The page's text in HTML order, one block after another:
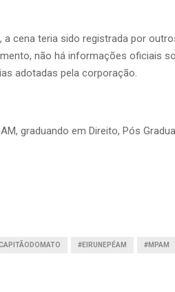
cena teria sido registrada por
não há informações oficiais
adotadas pela corporação.
graduando em Direito, Pós
#EIRUNEPÉAM #MPAM